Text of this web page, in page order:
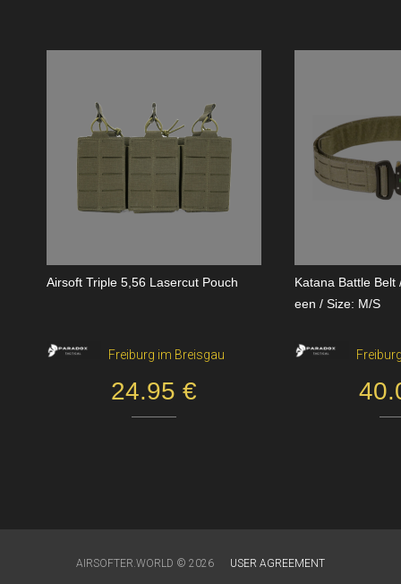
Airsoft Triple 5,56 Lasercut Pouch
Freiburg im Breisgau
24.95 €
Katana Battle
een / Size: M/S
AIRSOFTER.WORLD © 2026 USER AGREEMENT